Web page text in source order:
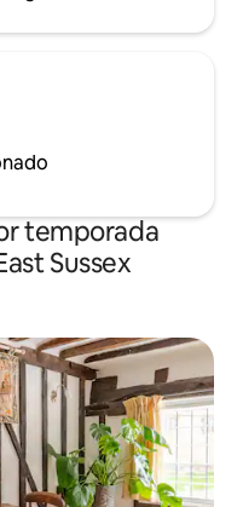
temporada
Sussex
hóspedes